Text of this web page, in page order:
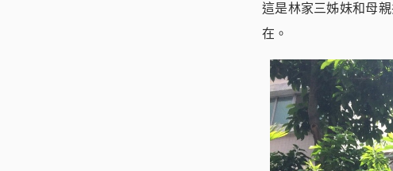
這是林家三姊妹和母
在。